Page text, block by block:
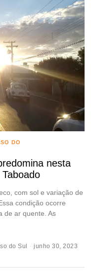
DO
nesta
com sol e variação de
condição ocorre
de ar quente. As
do Sul junho 30, 2023